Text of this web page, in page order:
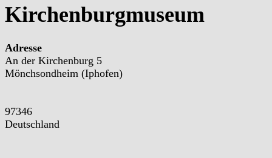
Kirchenburgmuseum
Adresse
An der Kirchenburg 5
Mönchsondheim (Iphofen)
97346
Deutschland